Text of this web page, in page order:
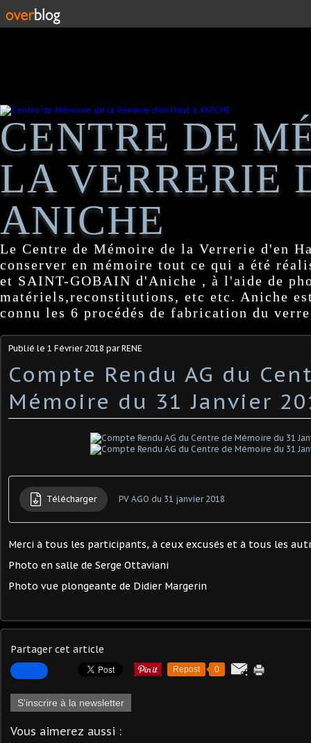
CENTRE DE
LA VERRERIE
ANICHE
Le Centre de Mémoire de la Verrerie d'en
conserver en mémoire tout ce qui a été
et SAINT-GOBAIN d'Aniche , à l'aide de
matériels,reconstitutions, etc etc. Aniche
connu les 6 procédés de fabrication du
Publié le 1 Février 2018 par RENE
Compte Rendu AG du
Mémoire du 31 Janvier
Télécharger PV AGO du 31 janvier 2018
Merci à tous les participants, à ceux excusés et à tous les
Photo en salle de Serge Ottaviani
Photo vue plongeante de Didier Margerin
Partager cet article
Repost 0
S'inscrire à la newsletter
Vous aimerez aussi :